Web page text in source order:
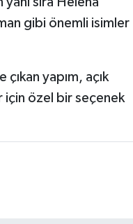
gibi önemli isimler
yapım, açık
için özel bir seçenek